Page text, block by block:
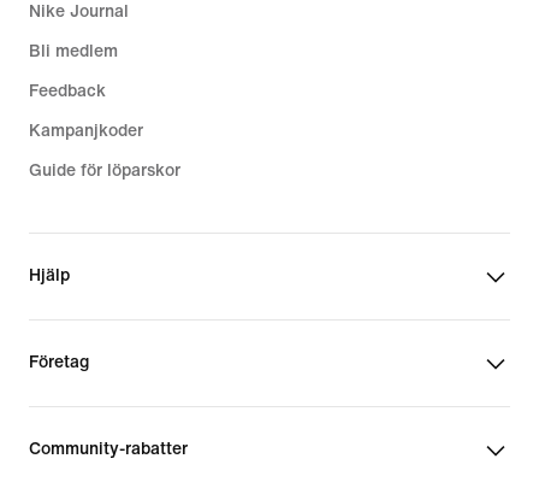
Nike Journal
Bli medlem
Feedback
Kampanjkoder
Guide för löparskor
Hjälp
Företag
Community-rabatter